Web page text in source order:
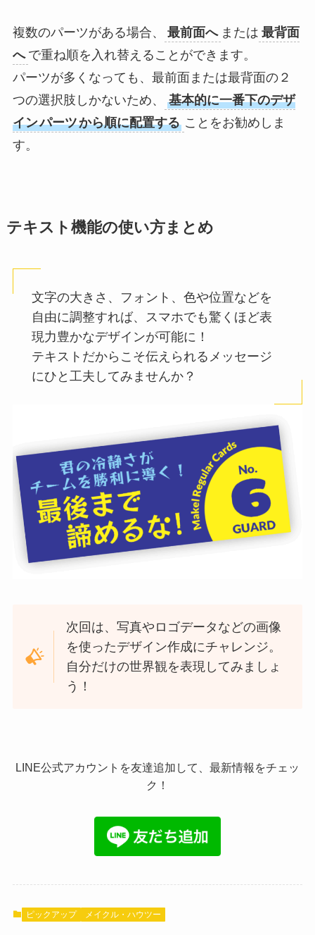
複数のパーツがある場合、 最前面へ または 最背面
へ で重ね順を入れ替えることができます。
パーツが多くなっても、最前面または最背面の２
つの選択肢しかないため、
基本的に一番下のデザ
インパーツから順に配置する ことをお勧めしま
す。
テキスト機能の使い方まとめ
文字の大きさ、フォント、色や位置などを
自由に調整すれば、スマホでも驚くほど表
現力豊かなデザインが可能に！
テキストだからこそ伝えられるメッセージ
にひと工夫してみませんか？
次回は、写真やロゴデータなどの画像
を使ったデザイン作成にチャレンジ。
自分だけの世界観を表現してみましょ
う！
LINE公式アカウントを友達追加して、最新情報をチェッ
ク！
ピックアップ メイクル・ハウツー